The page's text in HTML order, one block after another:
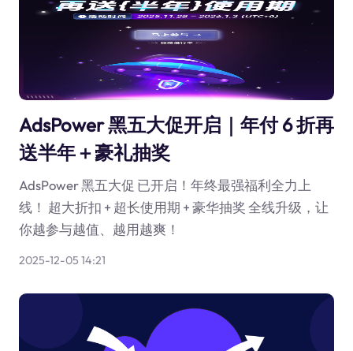
AdsPower 黑五大促开启｜年付 6 折再
送半年＋豪礼抽奖
AdsPower 黑五大促 已开启！年终最强福利全力上
线！ 超大折扣 + 超长使用期 + 豪华抽奖 全线升级，让
你越参与越值、越用越爽！
2025-12-05 14:21